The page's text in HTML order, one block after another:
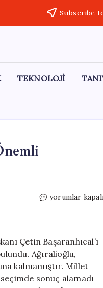
Subscribe
TEKNOLOJİ
Durum
Üzerine
Önemli
Açıklamalar
için
yorumlar
Çetin Başaranhıcal’ı
Ağıralioğlu,
kalmamıştır. Millet
sonuç alamadı